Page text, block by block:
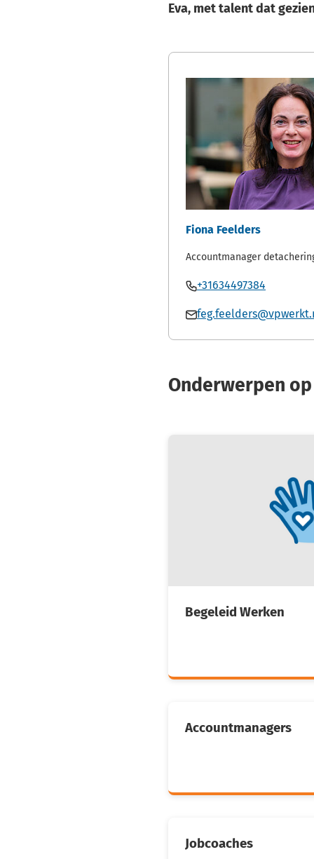
Eva, met talent dat
Fiona Feelders
Accountmanager
Bel
Feelders
+31634497384
een
Mail
Onderwerpen
Begeleid Werken
Accountmanagers
Jobcoaches